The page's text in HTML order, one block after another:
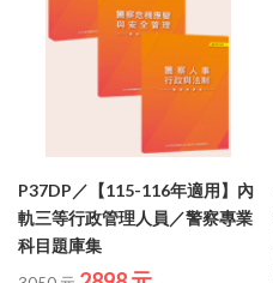
P37DP／【115-116年適用】內
軌三等行政管理人員／警察專業
科目題庫集